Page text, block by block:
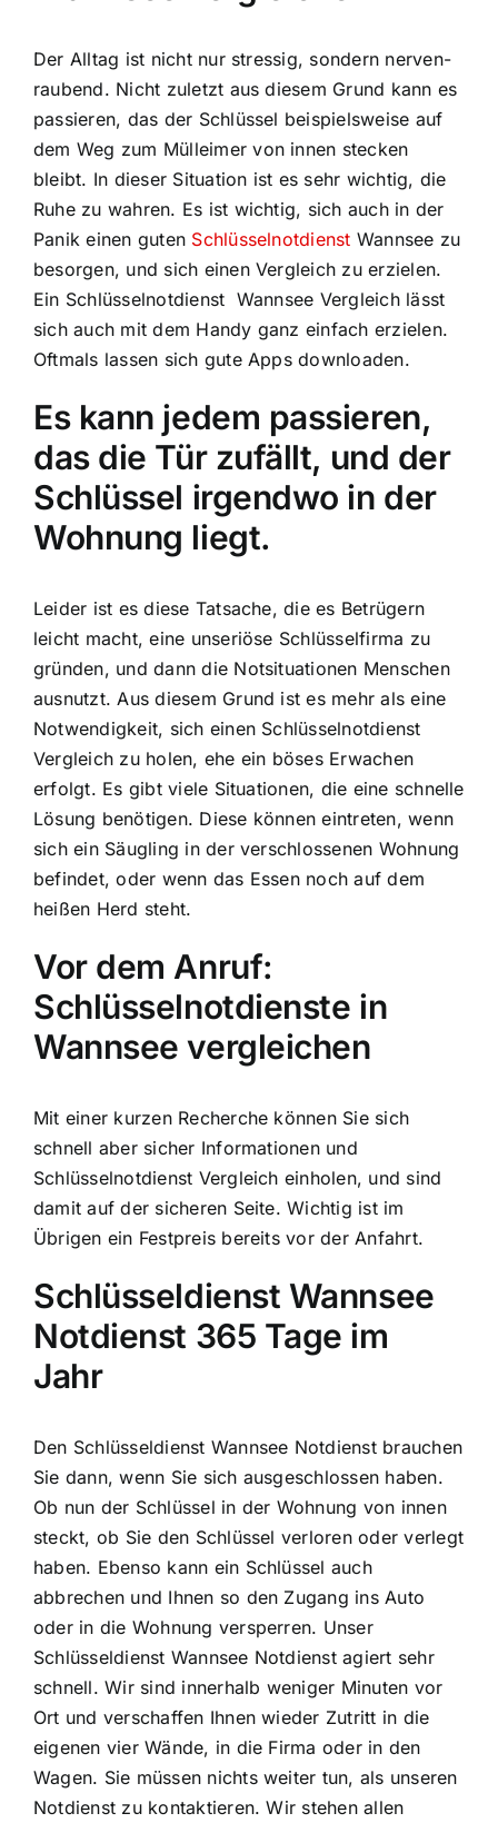
Der Alltag ist nicht nur stressig, sondern nerven-
raubend. Nicht zuletzt aus diesem Grund kann es
passieren, das der Schlüssel beispielsweise auf
dem Weg zum Mülleimer von innen stecken
bleibt. In dieser Situation ist es sehr wichtig, die
Ruhe zu wahren. Es ist wichtig, sich auch in der
Panik einen guten Schlüsselnotdienst Wannsee zu
besorgen, und sich einen Vergleich zu erzielen.
Ein Schlüsselnotdienst Wannsee Vergleich lässt
sich auch mit dem Handy ganz einfach erzielen.
Oftmals lassen sich gute Apps downloaden.
Es kann jedem passieren,
das die Tür zufällt, und der
Schlüssel irgendwo in der
Wohnung liegt.
Leider ist es diese Tatsache, die es Betrügern
leicht macht, eine unseriöse Schlüsselfirma zu
gründen, und dann die Notsituationen Menschen
ausnutzt. Aus diesem Grund ist es mehr als eine
Notwendigkeit, sich einen Schlüsselnotdienst
Vergleich zu holen, ehe ein böses Erwachen
erfolgt. Es gibt viele Situationen, die eine schnelle
Lösung benötigen. Diese können eintreten, wenn
sich ein Säugling in der verschlossenen Wohnung
befindet, oder wenn das Essen noch auf dem
heißen Herd steht.
Vor dem Anruf:
Schlüsselnotdienste in
Wannsee vergleichen
Mit einer kurzen Recherche können Sie sich
schnell aber sicher Informationen und
Schlüsselnotdienst Vergleich einholen, und sind
damit auf der sicheren Seite. Wichtig ist im
Übrigen ein Festpreis bereits vor der Anfahrt.
Schlüsseldienst Wannsee
Notdienst 365 Tage im
Jahr
Den Schlüsseldienst Wannsee Notdienst brauchen
Sie dann, wenn Sie sich ausgeschlossen haben.
Ob nun der Schlüssel in der Wohnung von innen
steckt, ob Sie den Schlüssel verloren oder verlegt
haben. Ebenso kann ein Schlüssel auch
abbrechen und Ihnen so den Zugang ins Auto
oder in die Wohnung versperren. Unser
Schlüsseldienst Wannsee Notdienst agiert sehr
schnell. Wir sind innerhalb weniger Minuten vor
Ort und verschaffen Ihnen wieder Zutritt in die
eigenen vier Wände, in die Firma oder in den
Wagen. Sie müssen nichts weiter tun, als unseren
Notdienst zu kontaktieren. Wir stehen allen